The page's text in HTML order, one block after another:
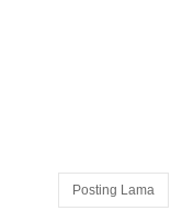
Posting Lama